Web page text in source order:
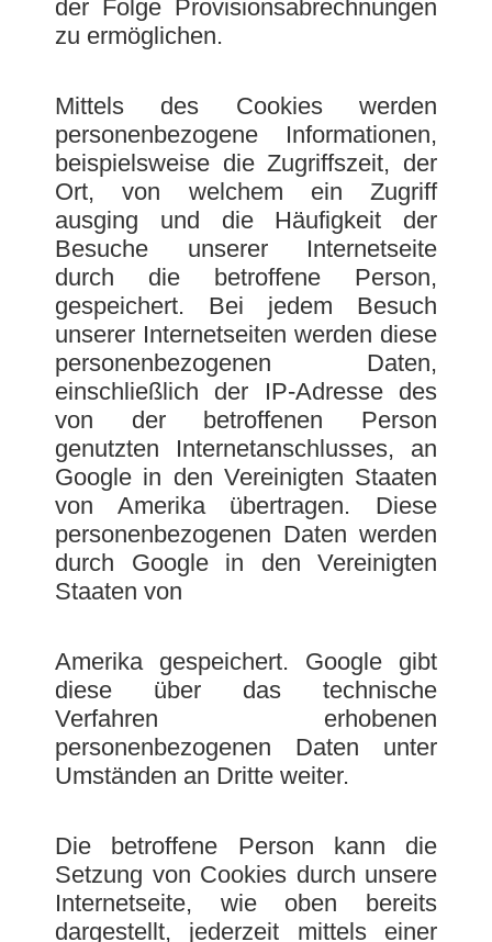
der Folge Provisionsabrechnungen
zu ermöglichen.
Mittels des Cookies werden
personenbezogene Informationen,
beispielsweise die Zugriffszeit, der
Ort, von welchem ein Zugriff
ausging und die Häufigkeit der
Besuche unserer Internetseite
durch die betroffene Person,
gespeichert. Bei jedem Besuch
unserer Internetseiten werden diese
personenbezogenen Daten,
einschließlich der IP-Adresse des
von der betroffenen Person
genutzten Internetanschlusses, an
Google in den Vereinigten Staaten
von Amerika übertragen. Diese
personenbezogenen Daten werden
durch Google in den Vereinigten
Staaten von
Amerika gespeichert. Google gibt
diese über das technische
Verfahren erhobenen
personenbezogenen Daten unter
Umständen an Dritte weiter.
Die betroffene Person kann die
Setzung von Cookies durch unsere
Internetseite, wie oben bereits
dargestellt, jederzeit mittels einer